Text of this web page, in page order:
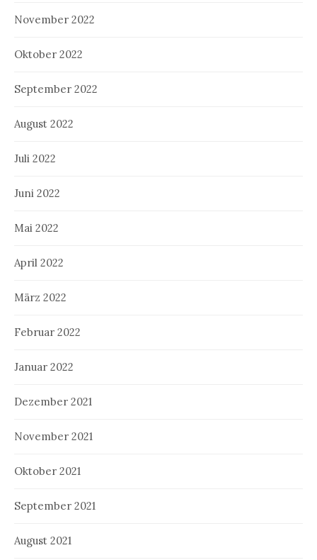
November 2022
Oktober 2022
September 2022
August 2022
Juli 2022
Juni 2022
Mai 2022
April 2022
März 2022
Februar 2022
Januar 2022
Dezember 2021
November 2021
Oktober 2021
September 2021
August 2021